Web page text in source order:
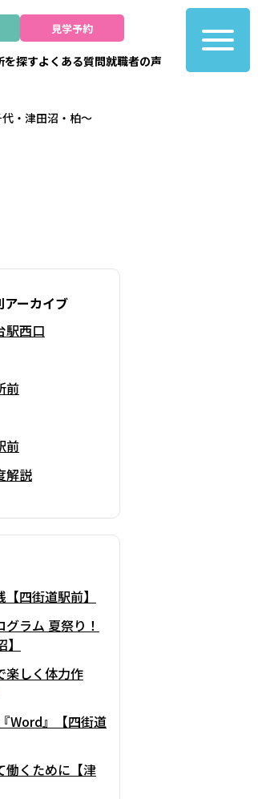
見学予約
を探すよくある質問就職者の声
・津田沼・柏～
アーカイブ
駅西口
前
前
解説
四街道駅前】
グラム 夏祭り！
楽しく体力作
Word』【四街道
働くために【津